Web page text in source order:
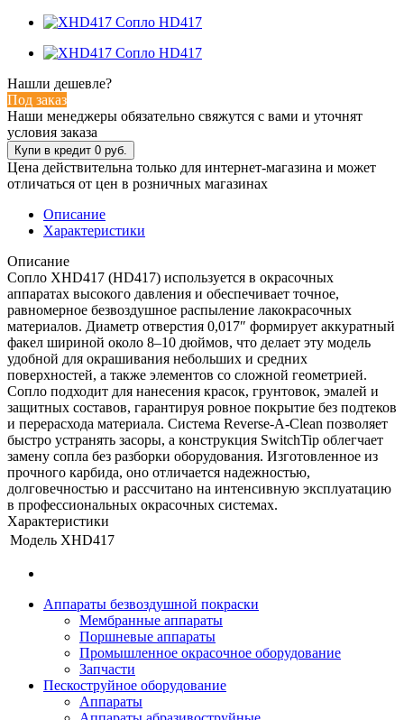
Нашли дешевле?
Под заказ
Наши менеджеры обязательно свяжутся с вами и уточнят
условия заказа
Цена действительна только для интернет-магазина и может
отличаться от цен в розничных магазинах
Описание
Характеристики
Описание
Сопло XHD417 (HD417) используется в окрасочных
аппаратах высокого давления и обеспечивает точное,
равномерное безвоздушное распыление лакокрасочных
материалов. Диаметр отверстия 0,017″ формирует аккуратный
факел шириной около 8–10 дюймов, что делает эту модель
удобной для окрашивания небольших и средних
поверхностей, а также элементов со сложной геометрией.
Сопло подходит для нанесения красок, грунтовок, эмалей и
защитных составов, гарантируя ровное покрытие без подтеков
и перерасхода материала. Система Reverse-A-Clean позволяет
быстро устранять засоры, а конструкция SwitchTip облегчает
замену сопла без разборки оборудования. Изготовленное из
прочного карбида, оно отличается надежностью,
долговечностью и рассчитано на интенсивную эксплуатацию
в профессиональных окрасочных системах.
Характеристики
Модель XHD417
Аппараты безвоздушной покраски
Мембранные аппараты
Поршневые аппараты
Промышленное окрасочное оборудование
Запчасти
Пескоструйное оборудование
Аппараты